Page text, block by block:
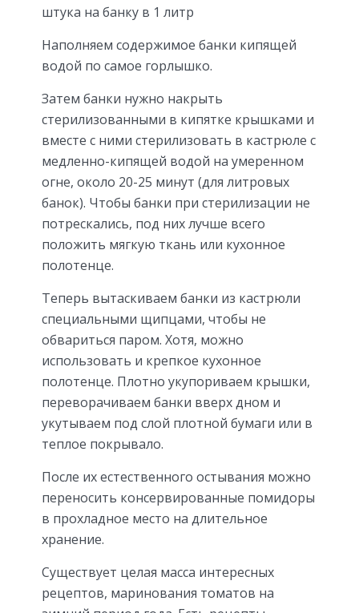
штука на банку в 1 литр
Наполняем содержимое банки кипящей
водой по самое горлышко.
Затем банки нужно накрыть
стерилизованными в кипятке крышками и
вместе с ними стерилизовать в кастрюле с
медленно-кипящей водой на умеренном
огне, около 20-25 минут (для литровых
банок). Чтобы банки при стерилизации не
потрескались, под них лучше всего
положить мягкую ткань или кухонное
полотенце.
Теперь вытаскиваем банки из кастрюли
специальными щипцами, чтобы не
обвариться паром. Хотя, можно
использовать и крепкое кухонное
полотенце. Плотно укупориваем крышки,
переворачиваем банки вверх дном и
укутываем под слой плотной бумаги или в
теплое покрывало.
После их естественного остывания можно
переносить консервированные помидоры
в прохладное место на длительное
хранение.
Существует целая масса интересных
рецептов, маринования томатов на